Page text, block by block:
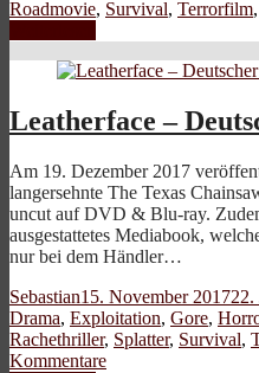
Roadmovie, Survival, Terrorfilm,
Leatherface –
Am 19. Dezember 2017
langersehnte The Texas
uncut auf DVD & Blu-ray.
ausgestattetes Mediabook,
nur bei dem Händler…
Sebastian15. November 201722.
Drama, Exploitation, Gore,
Rachethriller, Splatter, Survival,
Kommentare